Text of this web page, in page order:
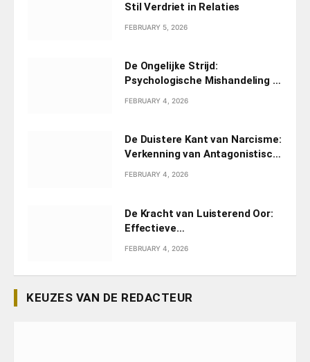
Stil Verdriet in Relaties
FEBRUARY 5, 2026
De Ongelijke Strijd:
Psychologische Mishandeling in
Relaties
FEBRUARY 4, 2026
De Duistere Kant van Narcisme:
Verkenning van Antagonistisch
Narcisme
FEBRUARY 4, 2026
De Kracht van Luisterend Oor:
Effectieve
Counselingstechnieken
FEBRUARY 4, 2026
KEUZES VAN DE REDACTEUR